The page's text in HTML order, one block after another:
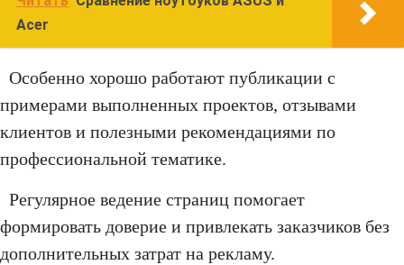
Acer
Особенно хорошо работают публикации с
примерами выполненных проектов, отзывами
клиентов и полезными рекомендациями по
профессиональной тематике.
Регулярное ведение страниц помогает
формировать доверие и привлекать заказчиков без
дополнительных затрат на рекламу.